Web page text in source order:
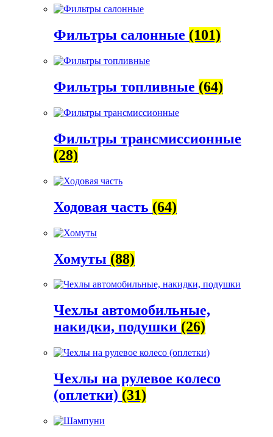
Фильтры салонные (101)
Фильтры топливные (64)
Фильтры трансмиссионные
(28)
Ходовая часть (64)
Хомуты (88)
Чехлы автомобильные,
накидки, подушки (26)
Чехлы на рулевое колесо
(оплетки) (31)